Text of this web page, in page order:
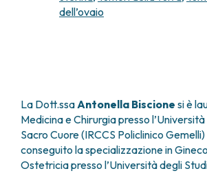
METASTASI DEL SISTEMA
TUMORI OSSEI
FARMACIA
CONSULENZE
CARDIOLOGIA
DIETETICA E NUTRIZIONE CLINICA
GENETICA MEDICA
dell’ovaio
La Dott.ssaAntonella Biscione si è
Medicina e Chirurgia presso
Sacro Cuore (IRCCS Policlinico
conseguito la specializzazione in
Ostetricia presso l’Università degli